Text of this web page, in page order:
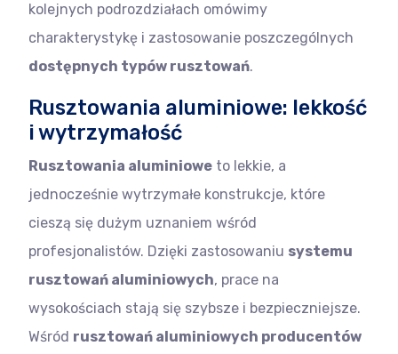
kolejnych podrozdziałach omówimy
charakterystykę i zastosowanie poszczególnych
dostępnych typów rusztowań.
Rusztowania aluminiowe: lekkość
i wytrzymałość
Rusztowania aluminiowe to lekkie, a
jednocześnie wytrzymałe konstrukcje, które
cieszą się dużym uznaniem wśród
profesjonalistów. Dzięki zastosowaniu systemu
rusztowań aluminiowych, prace na
wysokościach stają się szybsze i bezpieczniejsze.
Wśród rusztowań aluminiowych producentów